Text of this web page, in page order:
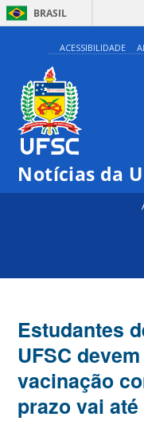
BRASIL
ACESSIBILIDADE
Notícias da
Estudantes
UFSC
vacinação
prazo vai